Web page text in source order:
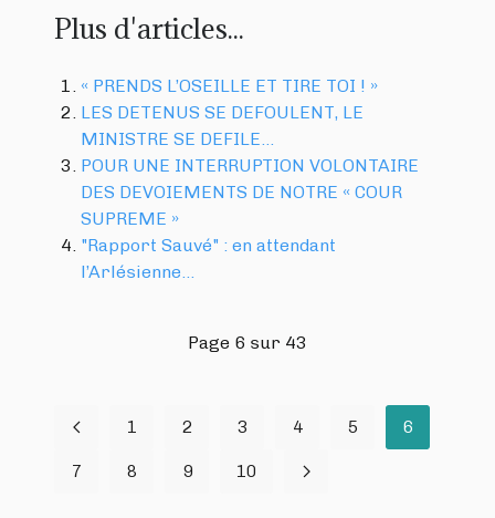
Plus d'articles...
« PRENDS L’OSEILLE ET TIRE TOI ! »
LES DETENUS SE DEFOULENT, LE
MINISTRE SE DEFILE…
POUR UNE INTERRUPTION VOLONTAIRE
DES DEVOIEMENTS DE NOTRE « COUR
SUPREME »
"Rapport Sauvé" : en attendant
l’Arlésienne…
Page 6 sur 43
1 2 3 4 5 6
7 8 9 10